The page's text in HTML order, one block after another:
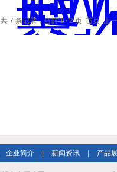
共 7 条记录，当前 1 / 2 页 首页 上
企业简介 新闻资讯 产品